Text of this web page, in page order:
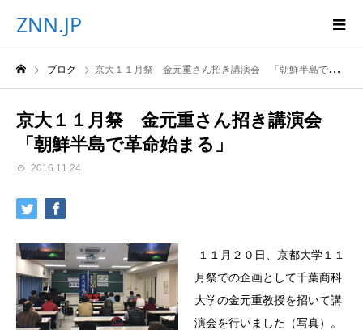
ZNN.JP
ブログ 京大１１月祭 金元重さん招き講演会 「朝鮮半島で革命始まる」
京大１１月祭 金元重さん招き講演会
「朝鮮半島で革命始まる」
2016.11.24
１１月２０日、京都大学１１
月祭での企画として千葉商科
大学の金元重教授を招いて講
演会を行いました（写真）。